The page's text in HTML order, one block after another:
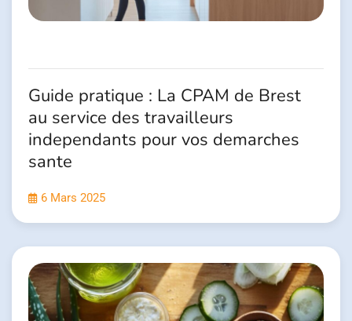
Guide pratique : La CPAM de Brest
au service des travailleurs
independants pour vos demarches
sante
6 Mars 2025